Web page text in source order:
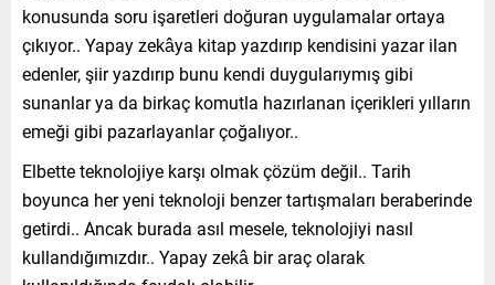
konusunda soru işaretleri doğuran uygulamalar ortaya
çıkıyor.. Yapay zekâya kitap yazdırıp kendisini yazar ilan
edenler, şiir yazdırıp bunu kendi duygularıymış gibi
sunanlar ya da birkaç komutla hazırlanan içerikleri yılların
emeği gibi pazarlayanlar çoğalıyor..
Elbette teknolojiye karşı olmak çözüm değil.. Tarih
boyunca her yeni teknoloji benzer tartışmaları beraberinde
getirdi.. Ancak burada asıl mesele, teknolojiyi nasıl
kullandığımızdır.. Yapay zekâ bir araç olarak